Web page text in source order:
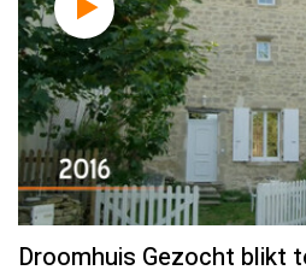
Droomhuis Gezocht blikt